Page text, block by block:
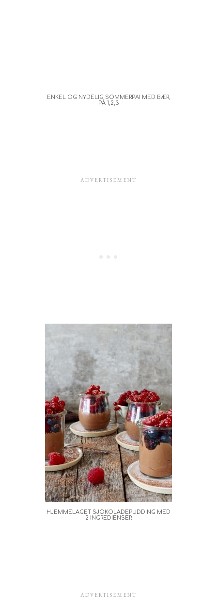
ENKEL OG NYDELIG SOMMERPAI MED BÆR,
PÅ 1,2,3
HJEMMELAGET SJOKOLADEPUDDING MED
2 INGREDIENSER